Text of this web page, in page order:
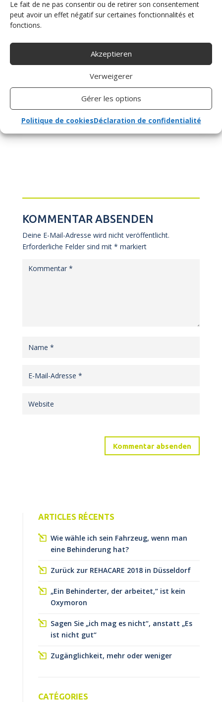
Le fait de ne pas consentir ou de retirer son consentement
peut avoir un effet négatif sur certaines fonctionnalités et
fonctions.
Akzeptieren
Verweigerer
Gérer les options
Politique de cookiesDéclaration de confidentialité
KOMMENTAR ABSENDEN
Deine E-Mail-Adresse wird nicht veröffentlicht.
Erforderliche Felder sind mit * markiert
ARTICLES RÉCENTS
Wie wähle ich sein Fahrzeug, wenn man
eine Behinderung hat?
Zurück zur REHACARE 2018 in Düsseldorf
„Ein Behinderter, der arbeitet,“ ist kein
Oxymoron
Sagen Sie „ich mag es nicht“, anstatt „Es
ist nicht gut“
Zugänglichkeit, mehr oder weniger
CATÉGORIES